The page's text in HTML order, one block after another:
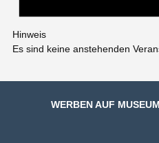
Hinweis
Es sind keine anstehenden
WERBEN AUF